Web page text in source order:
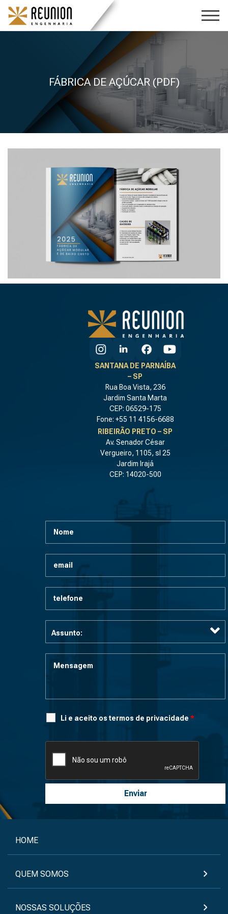
FÁBRICA DE AÇÚCAR (PDF)
SANTANA DE PARNAÍBA
– SP
Rua Boa Vista, 236
Jardim Santa Marta
CEP: 06529-175
Fone: +55 11 4156-6688
RIBEIRÃO PRETO – SP
Av. Senador César
Vergueiro, 1105, sl 25
Jardim Irajá
CEP: 14020-500
Li e aceito os termos de privacidade *
HOME
QUEM SOMOS
NOSSAS SOLUÇÕES